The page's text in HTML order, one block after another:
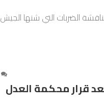
الضربات التي شنها الجيش
قرار محكمة العدل